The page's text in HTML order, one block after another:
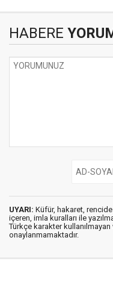
HABERE
UYARI: Küfür, hakaret,
içeren, imla kuralları ile
Türkçe karakter
onaylanmamaktadır.